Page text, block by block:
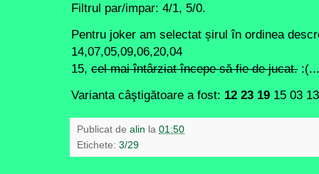
Filtrul par/impar: 4/1, 5/0.
Pentru joker am selectat șirul în ordinea
14,07,05,09,06,20,04
15, cel mai întârziat începe să fie de jucat.
Varianta câştigătoare a fost: 12 23 19 15 03
Publicat de alin la 01:50
Etichete: 3/29